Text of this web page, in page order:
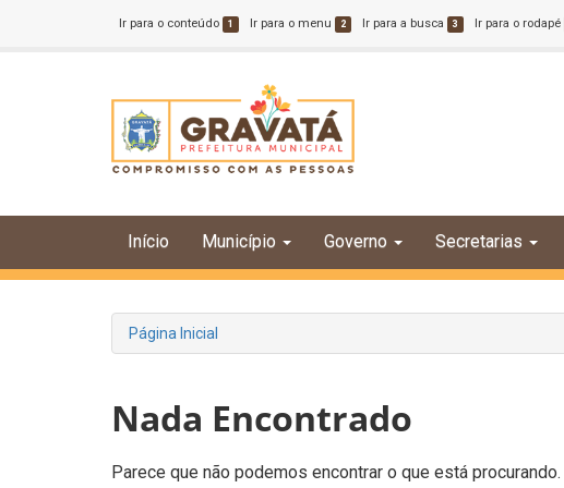
Ir para o conteúdo 1 Ir para o menu 2 Ir para a busca 3 Ir para o rodapé
Início Município Governo Secretarias
Página Inicial
Nada Encontrado
Parece que não podemos encontrar o que está